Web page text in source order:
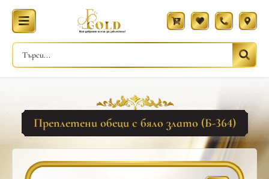
Преплетени обеци с бяло злато (Б-364)